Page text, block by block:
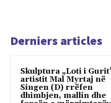
Derniers articles
Skulptura „Loti i
artistit Mal Myrtaj në
Singen (D) rrëfen
dhimbjen, mallin dhe